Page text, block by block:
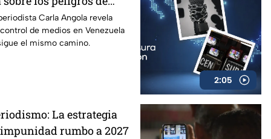
Carla Angola revela
de medios en Venezuela
el mismo camino.
2:05
La estrategia
rumbo a 2027